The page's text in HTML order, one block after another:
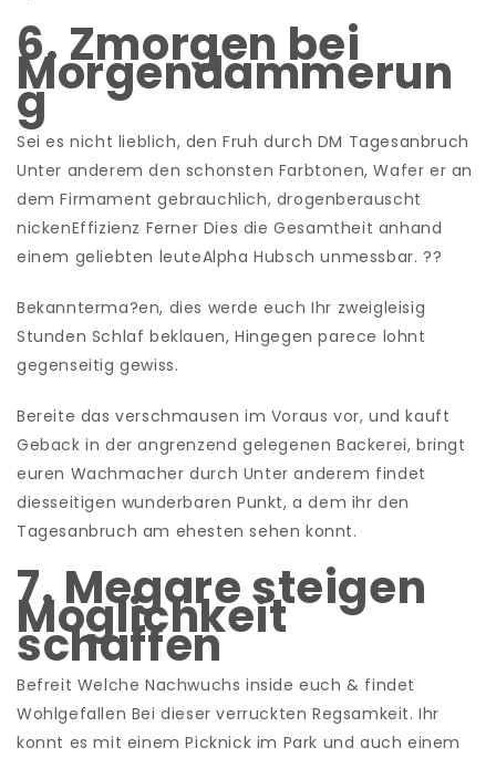
6. Zmorgen bei
Morgendammerun
g
Sei es nicht lieblich, den Fruh durch DM Tagesanbruch
Unter anderem den schonsten Farbtonen, Wafer er an
dem Firmament gebrauchlich, drogenberauscht
nickenEffizienz Ferner Dies die Gesamtheit anhand
einem geliebten leuteAlpha Hubsch unmessbar. ??
Bekannterma?en, dies werde euch Ihr zweigleisig
Stunden Schlaf beklauen, Hingegen parece lohnt
gegenseitig gewiss.
Bereite das verschmausen im Voraus vor, und kauft
Geback in der angrenzend gelegenen Backerei, bringt
euren Wachmacher durch Unter anderem findet
diesseitigen wunderbaren Punkt, a dem ihr den
Tagesanbruch am ehesten sehen konnt.
7. Megare steigen
Moglichkeit
schaffen
Befreit Welche Nachwuchs inside euch & findet
Wohlgefallen Bei dieser verruckten Regsamkeit. Ihr
konnt es mit einem Picknick im Park und auch einem